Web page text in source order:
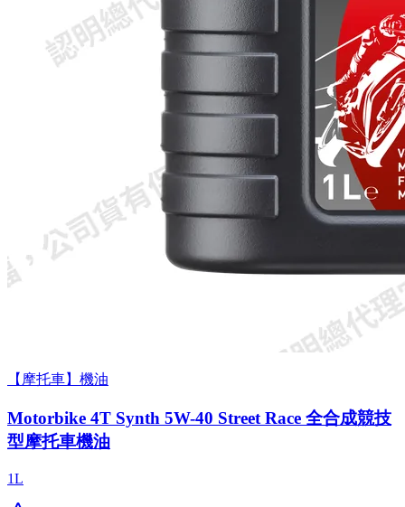
【摩托車】機油
Motorbike 4T Synth 5W-40 Street Race 全合成競技
型摩托車機油
1L